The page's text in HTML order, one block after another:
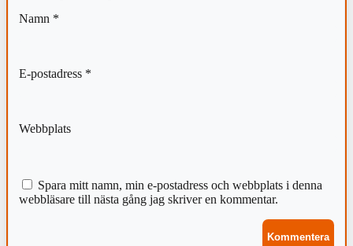
Namn *
E-postadress *
Webbplats
Spara mitt namn, min e-postadress och webbplats i denna
webbläsare till nästa gång jag skriver en kommentar.